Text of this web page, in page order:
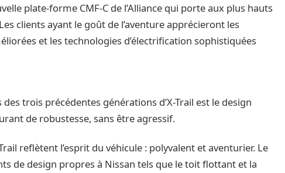
plate-forme CMF-C de l’Alliance qui porte aux plus hauts
clients ayant le goût de l’aventure apprécieront les
et les technologies d’électrification sophistiquées
trois précédentes générations d’X-Trail est le design
de robustesse, sans être agressif.
reflètent l’esprit du véhicule : polyvalent et aventurier. Le
de design propres à Nissan tels que le toit flottant et la